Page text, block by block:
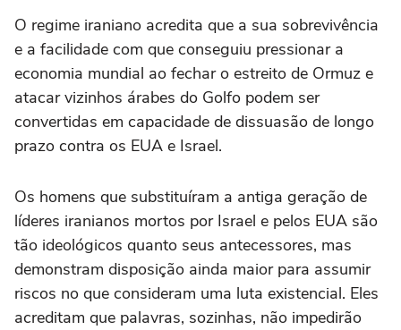
O regime iraniano acredita que a sua sobrevivência
e a facilidade com que conseguiu pressionar a
economia mundial ao fechar o estreito de Ormuz e
atacar vizinhos árabes do Golfo podem ser
convertidas em capacidade de dissuasão de longo
prazo contra os EUA e Israel.
Os homens que substituíram a antiga geração de
líderes iranianos mortos por Israel e pelos EUA são
tão ideológicos quanto seus antecessores, mas
demonstram disposição ainda maior para assumir
riscos no que consideram uma luta existencial. Eles
acreditam que palavras, sozinhas, não impedirão